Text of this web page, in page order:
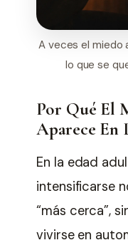
A veces el miedo
lo que se
Por Qué El
Aparece En
En la edad
intensificarse
“más cerca”,
vivirse en